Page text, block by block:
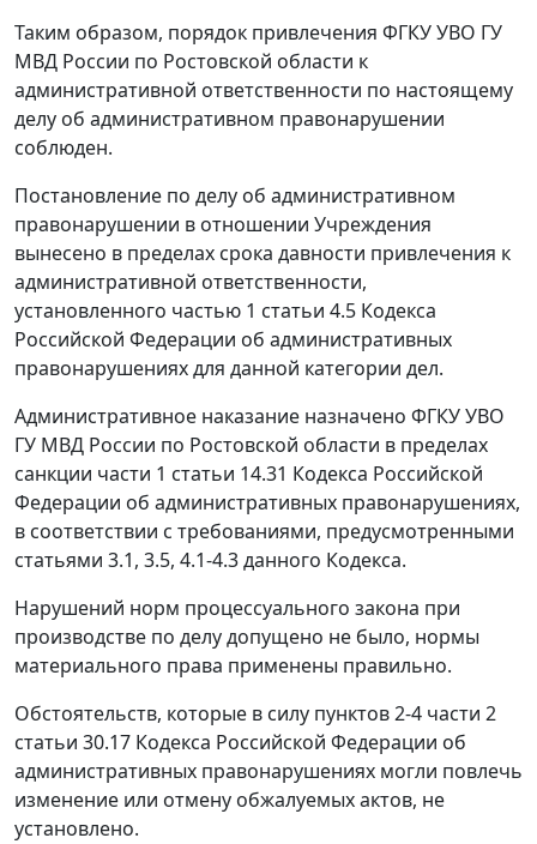
Таким образом, порядок привлечения ФГКУ УВО ГУ
МВД России по Ростовской области к
административной ответственности по настоящему
делу об административном правонарушении
соблюден.
Постановление по делу об административном
правонарушении в отношении Учреждения
вынесено в пределах срока давности привлечения к
административной ответственности,
установленного частью 1 статьи 4.5 Кодекса
Российской Федерации об административных
правонарушениях для данной категории дел.
Административное наказание назначено ФГКУ УВО
ГУ МВД России по Ростовской области в пределах
санкции части 1 статьи 14.31 Кодекса Российской
Федерации об административных правонарушениях,
в соответствии с требованиями, предусмотренными
статьями 3.1, 3.5, 4.1-4.3данного Кодекса.
Нарушений норм процессуального закона при
производстве по делу допущено не было, нормы
материального права применены правильно.
Обстоятельств, которые в силу пунктов 2-4 части 2
статьи 30.17 Кодекса Российской Федерации об
административных правонарушениях могли повлечь
изменение или отмену обжалуемых актов, не
установлено.